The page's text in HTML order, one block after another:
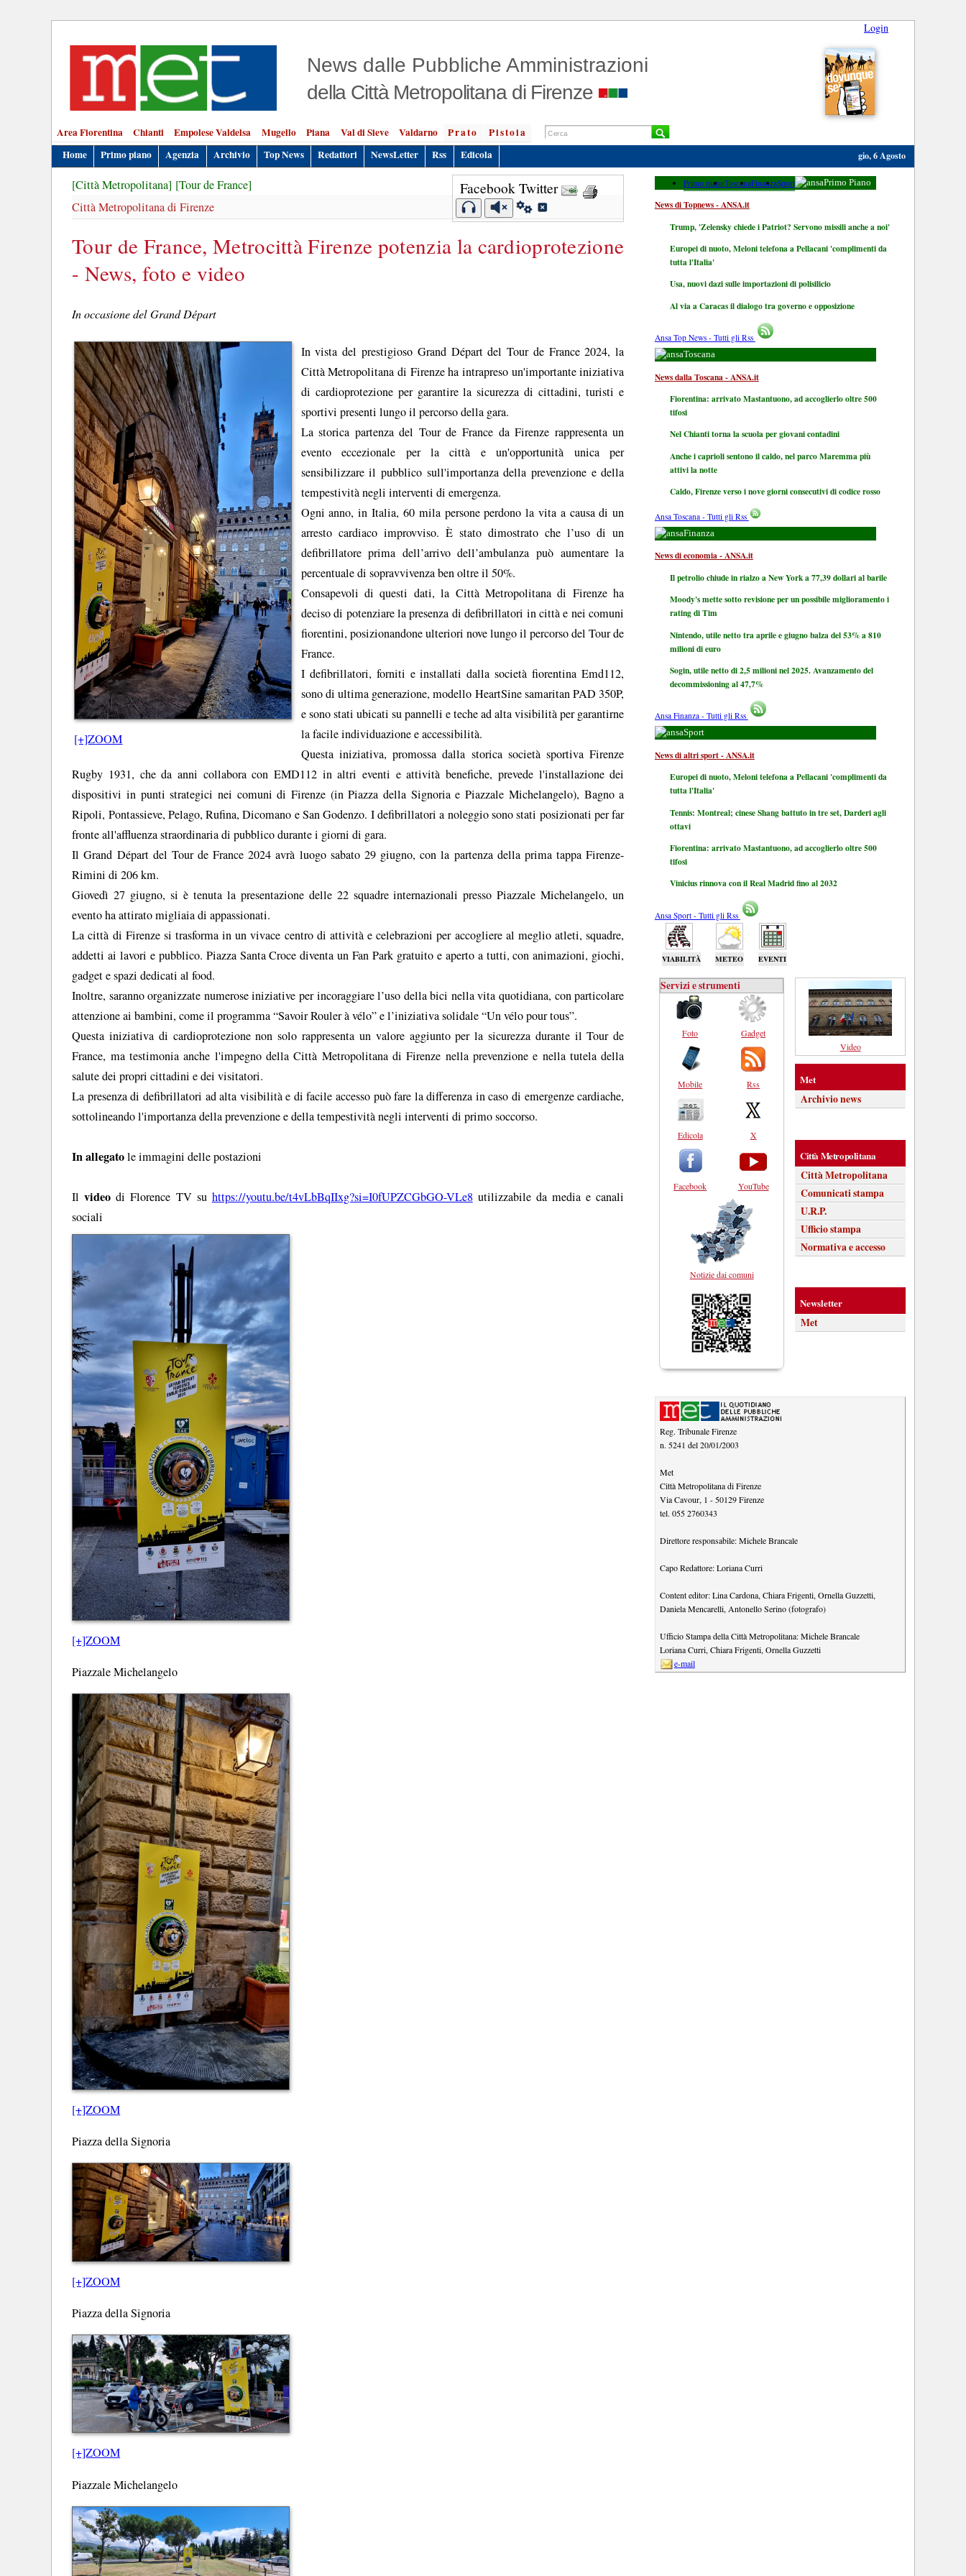
Login
News dalle Pubbliche Amministrazioni
della Città Metropolitana di Firenze
Area Fiorentina Chianti Empolese Valdelsa Mugello Piana Val di Sieve Valdarno Prato
Pistoia
Home
Primo piano Agenzia Archivio Top News Redattori NewsLetter Rss Edicola gio, 6 Agosto
Facebook Twitter
[Città Metropolitana] [Tour de France]
Città Metropolitana di Firenze
Tour de France, Metrocittà Firenze potenzia la cardioprotezione
- News, foto e video
In occasione del Grand Départ
[+]ZOOM
In vista del prestigioso Grand Départ del Tour de France 2024, la
Città Metropolitana di Firenze ha intrapreso un'importante iniziativa
di cardioprotezione per garantire la sicurezza di cittadini, turisti e
sportivi presenti lungo il percorso della gara.
La storica partenza del Tour de France da Firenze rappresenta un
evento eccezionale per la città e un'opportunità unica per
sensibilizzare il pubblico sull'importanza della prevenzione e della
tempestività negli interventi di emergenza.
Ogni anno, in Italia, 60 mila persone perdono la vita a causa di un
arresto cardiaco improvviso. È stato dimostrato che l’uso di un
defibrillatore prima dell’arrivo dell’ambulanza può aumentare la
percentuale di sopravvivenza ben oltre il 50%.
Consapevoli di questi dati, la Città Metropolitana di Firenze ha
deciso di potenziare la presenza di defibrillatori in città e nei comuni
fiorentini, posizionandone ulteriori nove lungo il percorso del Tour de
France.
I defibrillatori, forniti e installati dalla società fiorentina Emd112,
sono di ultima generazione, modello HeartSine samaritan PAD 350P,
e sono stati ubicati su pannelli e teche ad alta visibilità per garantirne
la facile individuazione e accessibilità.
Questa iniziativa, promossa dalla storica società sportiva Firenze
Rugby 1931, che da anni collabora con EMD112 in altri eventi e attività benefiche, prevede l'installazione dei
dispositivi in punti strategici nei comuni di Firenze (in Piazza della Signoria e Piazzale Michelangelo), Bagno a
Ripoli, Pontassieve, Pelago, Rufina, Dicomano e San Godenzo. I defibrillatori a noleggio sono stati posizionati per far
fronte all'affluenza straordinaria di pubblico durante i giorni di gara.
Il Grand Départ del Tour de France 2024 avrà luogo sabato 29 giugno, con la partenza della prima tappa Firenze-
Rimini di 206 km.
Giovedì 27 giugno, si è tenuta la presentazione delle 22 squadre internazionali presso Piazzale Michelangelo, un
evento ha attirato migliaia di appassionati.
La città di Firenze si trasforma in un vivace centro di attività e celebrazioni per accogliere al meglio atleti, squadre,
addetti ai lavori e pubblico. Piazza Santa Croce diventa un Fan Park gratuito e aperto a tutti, con animazioni, giochi,
gadget e spazi dedicati al food.
Inoltre, saranno organizzate numerose iniziative per incoraggiare l’uso della bici nella vita quotidiana, con particolare
attenzione ai bambini, come il programma “Savoir Rouler à vélo” e l’iniziativa solidale “Un vélo pour tous”.
Questa iniziativa di cardioprotezione non solo rappresenta un valore aggiunto per la sicurezza durante il Tour de
France, ma testimonia anche l'impegno della Città Metropolitana di Firenze nella prevenzione e nella tutela della
salute dei propri cittadini e dei visitatori.
La presenza di defibrillatori ad alta visibilità e di facile accesso può fare la differenza in caso di emergenze cardiache,
sottolineando l'importanza della prevenzione e della tempestività negli interventi di primo soccorso.
In allegatole immagini delle postazioni
Ilvideo di Florence TV su https://youtu.be/t4vLbBqIIxg?si=I0fUPZCGbGO-VLe8utilizzabile da media e canali
sociali
[+]ZOOM
Piazzale Michelangelo
[+]ZOOM
Piazza della Signoria
[+]ZOOM
Piazza della Signoria
[+]ZOOM
Piazzale Michelangelo
Primo pianoToscanaFinanzaSport Primo Piano
News di Topnews - ANSA.it
Trump, 'Zelensky chiede i Patriot? Servono missili anche a noi'
Europei di nuoto, Meloni telefona a Pellacani 'complimenti da
tutta l'Italia'
Usa, nuovi dazi sulle importazioni di polisilicio
Al via a Caracas il dialogo tra governo e opposizione
Ansa Top News - Tutti gli Rss
Toscana
News dalla Toscana - ANSA.it
Fiorentina: arrivato Mastantuono, ad accoglierlo oltre 500
tifosi
Nel Chianti torna la scuola per giovani contadini
Anche i caprioli sentono il caldo, nel parco Maremma più
attivi la notte
Caldo, Firenze verso i nove giorni consecutivi di codice rosso
Ansa Toscana - Tutti gli Rss
Finanza
News di economia - ANSA.it
Il petrolio chiude in rialzo a New York a 77,39 dollari al barile
Moody's mette sotto revisione per un possibile miglioramento i
rating di Tim
Nintendo, utile netto tra aprile e giugno balza del 53% a 810
milioni di euro
Sogin, utile netto di 2,5 milioni nel 2025. Avanzamento del
decommissioning al 47,7%
Ansa Finanza - Tutti gli Rss
Sport
News di altri sport - ANSA.it
Europei di nuoto, Meloni telefona a Pellacani 'complimenti da
tutta l'Italia'
Tennis: Montreal; cinese Shang battuto in tre set, Darderi agli
ottavi
Fiorentina: arrivato Mastantuono, ad accoglierlo oltre 500
tifosi
Vinicius rinnova con il Real Madrid fino al 2032
Ansa Sport - Tutti gli Rss
VIABILITÀ METEO EVENTI
Servizi e strumenti
Foto
Mobile
Edicola
Facebook
Gadget
Rss
X
YouTube
Notizie dai comuni
Video
Met
Archivio news
Città Metropolitana
Città Metropolitana
Comunicati stampa
U.R.P.
Ufficio stampa
Normativa e accesso
Newsletter
Met
Reg. Tribunale Firenze
n. 5241 del 20/01/2003
Met
Città Metropolitana di Firenze
Via Cavour, 1 - 50129 Firenze
tel. 055 2760343
Direttore responsabile:Michele Brancale
Capo Redattore:Loriana Curri
Content editor:Lina Cardona, Chiara Frigenti, Ornella Guzzetti,
Daniela Mencarelli, Antonello Serino (fotografo)
Ufficio Stampa della Città Metropolitana:Michele Brancale
Loriana Curri, Chiara Frigenti, Ornella Guzzetti
e-mail